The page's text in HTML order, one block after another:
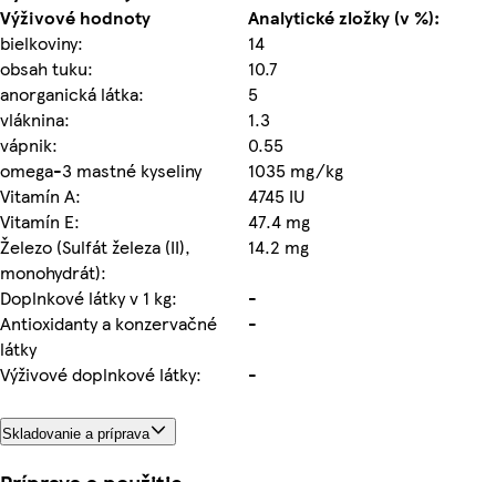
Výživové hodnoty
Analytické zložky (v %):
bielkoviny:
14
obsah tuku:
10.7
anorganická látka:
5
vláknina:
1.3
vápnik:
0.55
omega-3 mastné kyseliny
1035 mg/kg
Vitamín A:
4745 IU
Vitamín E:
47.4 mg
Železo (Sulfát železa (II),
monohydrát):
14.2 mg
Doplnkové látky v 1 kg:
-
Antioxidanty a konzervačné
látky
-
Výživové doplnkové látky:
-
Skladovanie a príprava